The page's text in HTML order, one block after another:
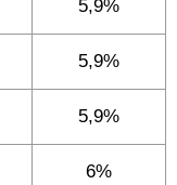
5,9%
5,9%
5,9%
6%